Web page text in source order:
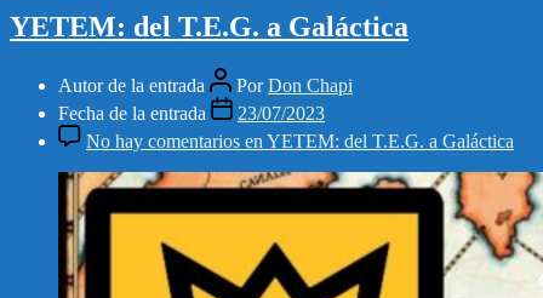
YETEM: del T.E.G. a Galáctica
Autor de la entrada PorDon Chapi
Fecha de la entrada
23/07/2023
No hay comentarios en YETEM: del T.E.G. a Galáctica